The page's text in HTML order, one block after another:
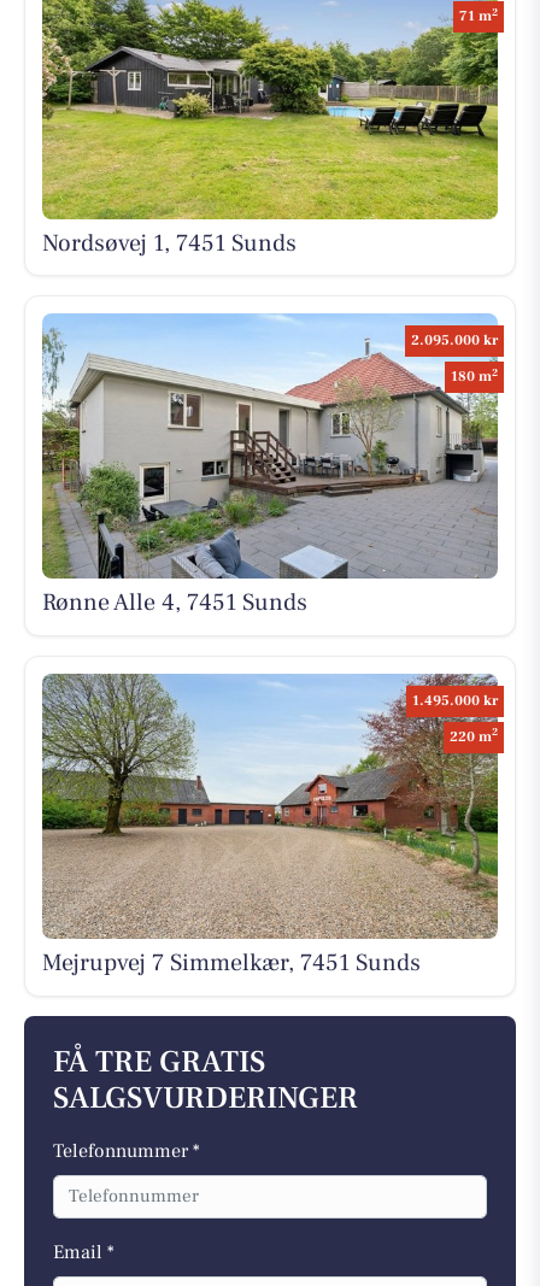
71 m2
Nordsøvej 1, 7451 Sunds
2.095.000 kr
180 m2
Rønne Alle 4, 7451 Sunds
1.495.000 kr
220 m2
Mejrupvej 7 Simmelkær, 7451 Sunds
FÅ TRE GRATIS
SALGSVURDERINGER
Telefonnummer *
Email *